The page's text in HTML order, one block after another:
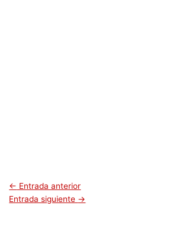
← Entrada anterior
Entrada siguiente →